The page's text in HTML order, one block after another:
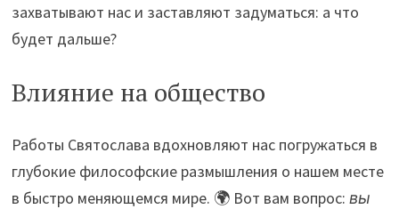
захватывают нас и заставляют задуматься: а что
будет дальше?
Влияние на общество
Работы Святослава вдохновляют нас погружаться в
глубокие философские размышления о нашем месте
в быстро меняющемся мире. 🌍 Вот вам вопрос:вы